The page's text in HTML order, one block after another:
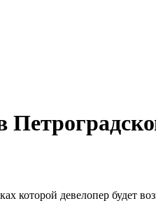
девелопер будет